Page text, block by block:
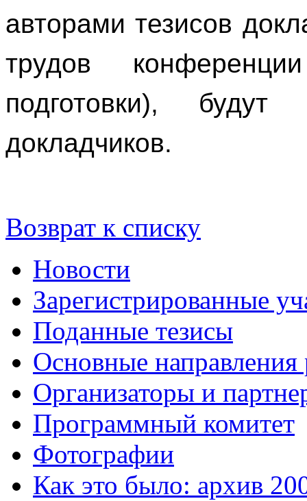
авторами тезисов
трудов
подготовки), будут
докладчиков.
Возврат к списку
Новости
Зарегистрированные
Поданные тезисы
Основные направления
Организаторы и
Программный комитет
Фотографии
Как это было: архив